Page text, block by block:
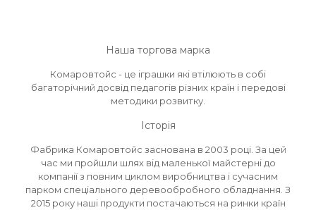
Наша торгова марка
Комаровтойс - це іграшки які втілюють в собі
багаторічний досвід педагогів різних країн і передові
методики розвитку.
Історія
Фабрика Комаровтойс заснована в 2003 році. За цей
час ми пройшли шлях від маленької майстерні до
компанії з повним циклом виробництва і сучасним
парком спеціального деревообробного обладнання. З
2015 року наші продукти постачаються на ринки країн